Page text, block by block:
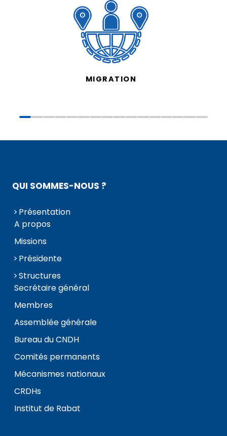
MIGRATION
QUI SOMMES-NOUS ?
Présentation
A propos
Missions
Présidente
Structures
Secrétaire général
Membres
Assemblée générale
Bureau du CNDH
Comités permanents
Mécanismes nationaux
CRDHs
Institut de Rabat